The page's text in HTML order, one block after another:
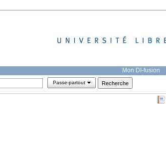
Mon DI-fusion
Passe-partout